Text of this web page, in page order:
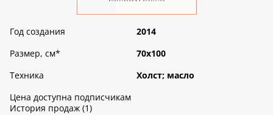
Год создания
2014
Размер, см*
70х100
Техника
Холст; масло
Цена доступна подписчикам
История продаж (1)